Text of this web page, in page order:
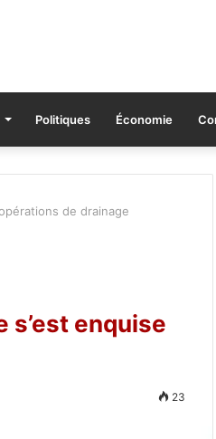
Politiques Économie
de drainage
enquise
23